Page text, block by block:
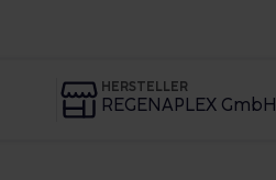
HERSTELLER
REGENAPLEX GmbH